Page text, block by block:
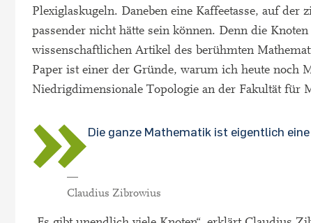
Plexiglaskugeln. Daneben eine Kaffeetasse, auf
passender nicht hätte sein können. Denn die
wissenschaftlichen Artikel des berühmten
Paper ist einer der Gründe, warum ich heute noch
Niedrigdimensionale Topologie an der Fakultät für
Die ganze Mathematik ist eigentlich
—
Claudius Zibrowius